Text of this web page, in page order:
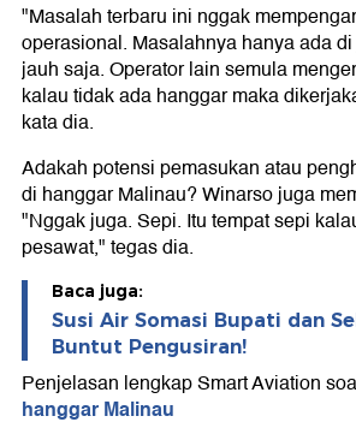
"Masalah terbaru ini nggak
operasional. Masalahnya hanya ada
jauh saja. Operator lain semula
kalau tidak ada hanggar maka
kata dia.
Adakah potensi pemasukan atau
di hanggar Malinau? Winarso juga
"Nggak juga. Sepi. Itu tempat sepi
pesawat," tegas dia.
Baca juga:
Susi Air Somasi Bupati dan
Buntut Pengusiran!
Penjelasan lengkap Smart Aviation
hanggar Malinau